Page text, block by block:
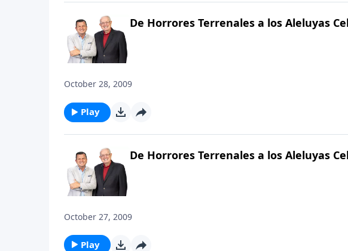
De Horrores Terrenales a los Aleluyas
October 28, 2009
Play
De Horrores Terrenales a los Aleluyas
October 27, 2009
Play